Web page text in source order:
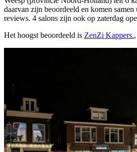
daarvan zijn beoordeeld en komen
reviews. 4 salons zijn ook op zaterdag
Het hoogst beoordeeld is ZenZi Kappers.